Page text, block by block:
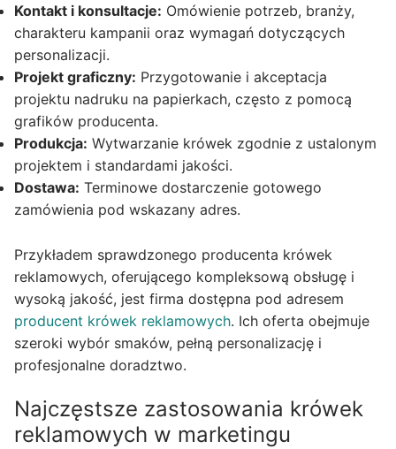
Kontakt i konsultacje: Omówienie potrzeb, branży,
charakteru kampanii oraz wymagań dotyczących
personalizacji.
Projekt graficzny: Przygotowanie i akceptacja
projektu nadruku na papierkach, często z pomocą
grafików producenta.
Produkcja: Wytwarzanie krówek zgodnie z ustalonym
projektem i standardami jakości.
Dostawa: Terminowe dostarczenie gotowego
zamówienia pod wskazany adres.
Przykładem sprawdzonego producenta krówek
reklamowych, oferującego kompleksową obsługę i
wysoką jakość, jest firma dostępna pod adresem
producent krówek reklamowych. Ich oferta obejmuje
szeroki wybór smaków, pełną personalizację i
profesjonalne doradztwo.
Najczęstsze zastosowania krówek
reklamowych w marketingu